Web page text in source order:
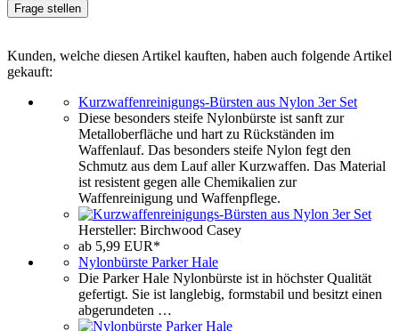
Frage stellen
Kunden, welche diesen Artikel kauften, haben auch folgende Artikel
gekauft:
Kurzwaffenreinigungs-Bürsten aus Nylon 3er Set
Diese besonders steife Nylonbürste ist sanft zur
Metalloberfläche und hart zu Rückständen im
Waffenlauf. Das besonders steife Nylon fegt den
Schmutz aus dem Lauf aller Kurzwaffen. Das Material
ist resistent gegen alle Chemikalien zur
Waffenreinigung und Waffenpflege.
Hersteller: Birchwood Casey
ab 5,99 EUR*
Nylonbürste Parker Hale
Die Parker Hale Nylonbürste ist in höchster Qualität
gefertigt. Sie ist langlebig, formstabil und besitzt einen
abgerundeten …